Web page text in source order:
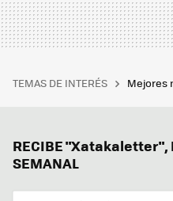
TEMAS DE INTERÉS Mejores
RECIBE "Xatakaletter",
SEMANAL